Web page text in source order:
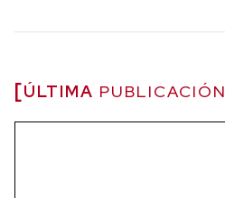
ÚLTIMA PUBLICACIÓN